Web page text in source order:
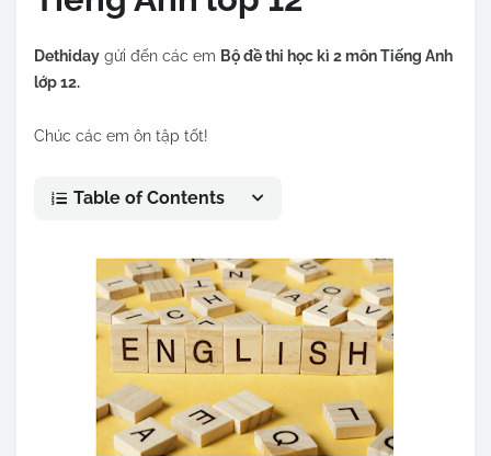
Dethiday gửi đến các em Bộ đề thi học kì 2 môn Tiếng Anh
lớp 12.
Chúc các em ôn tập tốt!
Table of Contents